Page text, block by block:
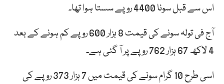
اس سے قبل سونا 4400 روپے سستا ہوا تھا۔
آج فی تولہ سونے کی قیمت 8 ہزار 600 روپے کم ہونے کے بعد
4 لاکھ 67 ہزار 762 روپے پر آ گئی ہے۔
اسی طرح 10 گرام سونے کی قیمت میں 7 ہزار 373 روپے کی